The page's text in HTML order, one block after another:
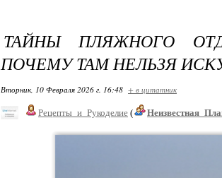
ТАЙНЫ ПЛЯЖНОГО
ПОЧЕМУ ТАМ НЕЛЬЗЯ
Вторник, 10 Февраля 2026 г. 16:48 + в цитатник
Рецепты_и_Рукоделие (